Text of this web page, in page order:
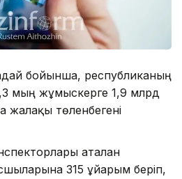
бойынша, республиканың
мың жұмыскерге 1,9 млрд
жалақы төленбегені
аталған
315 ұйғарым беріп,